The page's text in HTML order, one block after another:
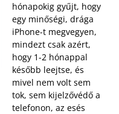
hónapokig gyűjt, hogy
egy minőségi, drága
iPhone-t megvegyen,
mindezt csak azért,
hogy 1-2 hónappal
később leejtse, és
mivel nem volt sem
tok, sem kijelzővédő a
telefonon, az esés